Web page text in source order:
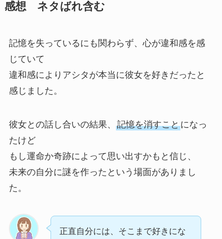
感想 ネタばれ含む
記憶を失っているにも関わらず、心が違和感を感
じていて
違和感によりアシタが本当に彼女を好きだったと
感じました。
彼女との話し合いの結果、 記憶を消すことになっ
たけど
もし運命か奇跡によって思い出すかもと信じ、
未来の自分に謎を作ったという場面がありまし
た。
正直自分には、そこまで好きにな